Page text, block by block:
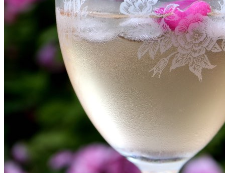
OPSKRIFTER
Bagværk
Gærbrød
Boller
Madbrød
Rugbrød
Kiks & knækbrød
Kager
Æblekager
Skærekager
Søde tærter
Muffins & cupcakes
Gærkager & sammenlagte kager
Konditorkager
Marengskager
Småkager & cookies
Vafler & pandekager
Fastelavnsboller